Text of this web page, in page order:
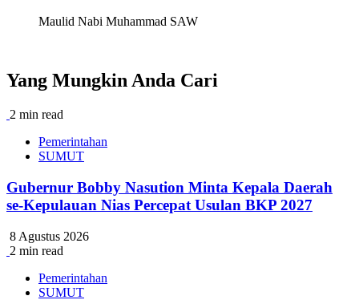
Maulid Nabi Muhammad SAW
Yang Mungkin Anda Cari
2 min read
Pemerintahan
SUMUT
Gubernur Bobby Nasution Minta Kepala Daerah
se-Kepulauan Nias Percepat Usulan BKP 2027
8 Agustus 2026
2 min read
Pemerintahan
SUMUT